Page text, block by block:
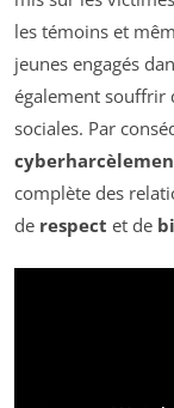
les témoins et
jeunes engagés
également souffrir
sociales. Par
complète des
de respect et de